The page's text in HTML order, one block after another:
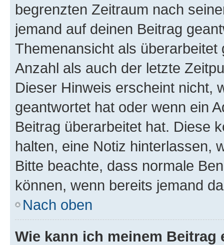
begrenzten Zeitraum nach
jemand auf deinen Beitrag
Themenansicht als
Anzahl als auch der letzte
Dieser Hinweis erscheint nicht,
geantwortet hat oder wenn ein
Beitrag überarbeitet hat. Diese
halten, eine Notiz hinterlassen,
Bitte beachte, dass normale
können, wenn bereits jemand
Nach oben
Wie kann ich meinem